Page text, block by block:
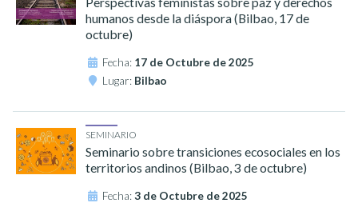
humanos desde la diáspora (Bilbao, 17 de
octubre)
Fecha: 17 de Octubre de 2025
Lugar: Bilbao
SEMINARIO
Seminario sobre transiciones ecosociales en los
territorios andinos (Bilbao, 3 de octubre)
Fecha:3 de Octubre de 2025